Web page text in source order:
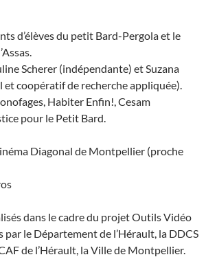
d’élèves du petit Bard-Pergola et le
Scherer (indépendante) et Suzana
coopératif de recherche appliquée).
Habiter Enfin!, Cesam
pour le Petit Bard.
Diagonal de Montpellier (proche
dans le cadre du projet Outils Vidéo
le Département de l’Hérault, la DDCS
de l’Hérault, la Ville de Montpellier.